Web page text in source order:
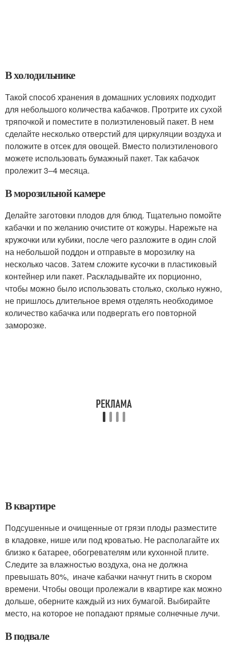
В холодильнике
Такой способ хранения в домашних условиях подходит
для небольшого количества кабачков. Протрите их сухой
тряпочкой и поместите в полиэтиленовый пакет. В нем
сделайте несколько отверстий для циркуляции воздуха и
положите в отсек для овощей. Вместо полиэтиленового
можете использовать бумажный пакет. Так кабачок
пролежит 3–4 месяца.
В морозильной камере
Делайте заготовки плодов для блюд. Тщательно помойте
кабачки и по желанию очистите от кожуры. Нарежьте на
кружочки или кубики, после чего разложите в один слой
на небольшой поддон и отправьте в морозилку на
несколько часов. Затем сложите кусочки в пластиковый
контейнер или пакет. Раскладывайте их порционно,
чтобы можно было использовать столько, сколько нужно,
не пришлось длительное время отделять необходимое
количество кабачка или подвергать его повторной
заморозке.
В квартире
Подсушенные и очищенные от грязи плоды разместите
в кладовке, нише или под кроватью. Не располагайте их
близко к батарее, обогревателям или кухонной плите.
Следите за влажностью воздуха, она не должна
превышать 80%, иначе кабачки начнут гнить в скором
времени. Чтобы овощи пролежали в квартире как можно
дольше, оберните каждый из них бумагой. Выбирайте
место, на которое не попадают прямые солнечные лучи.
В подвале